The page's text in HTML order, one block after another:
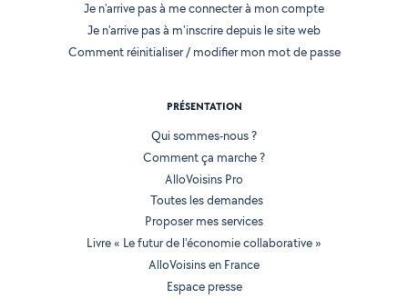
Je n'arrive pas à me connecter à mon compte
Je n'arrive pas à m'inscrire depuis le site web
Comment réinitialiser / modifier mon mot de passe
PRÉSENTATION
Qui sommes-nous ?
Comment ça marche ?
AlloVoisins Pro
Toutes les demandes
Proposer mes services
Livre « Le futur de l'économie collaborative »
AlloVoisins en France
Espace presse